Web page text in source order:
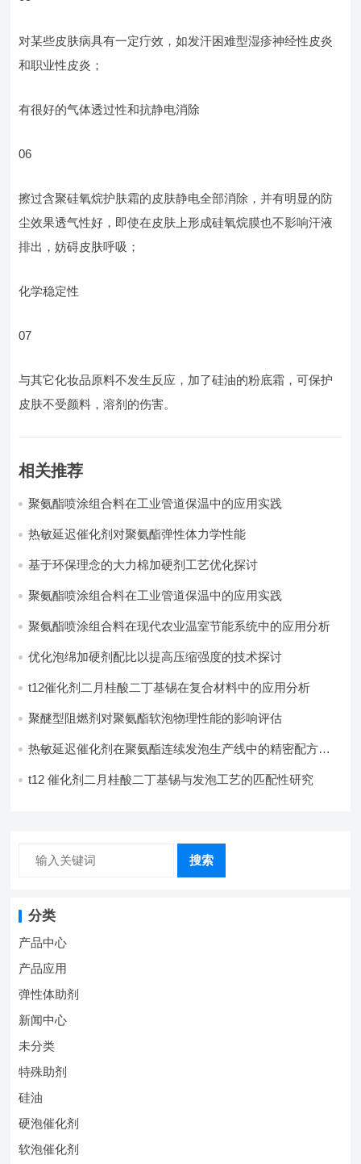
对某些皮肤病具有一定疔效，如发汗困难型湿疹神经性皮炎
和职业性皮炎；
有很好的气体透过性和抗静电消除
06
擦过含聚硅氧烷护肤霜的皮肤静电全部消除，并有明显的防
尘效果透气性好，即使在皮肤上形成硅氧烷膜也不影响汗液
排出，妨碍皮肤呼吸；
化学稳定性
07
与其它化妆品原料不发生反应，加了硅油的粉底霜，可保护
皮肤不受颜料，溶剂的伤害。
相关推荐
聚氨酯喷涂组合料在工业管道保温中的应用实践
热敏延迟催化剂对聚氨酯弹性体力学性能
基于环保理念的大力棉加硬剂工艺优化探讨
聚氨酯喷涂组合料在工业管道保温中的应用实践
聚氨酯喷涂组合料在现代农业温室节能系统中的应用分析​
优化泡绵加硬剂配比以提高压缩强度的技术探讨
t12催化剂二月桂酸二丁基锡在复合材料中的应用分析
聚醚型阻燃剂对聚氨酯软泡物理性能的影响评估​
热敏延迟催化剂在聚氨酯连续发泡生产线中的精密配方设
t12 催化剂二月桂酸二丁基锡与发泡工艺的匹配性研究
搜索
分类
产品中心
产品应用
弹性体助剂
新闻中心
未分类
特殊助剂
硅油
硬泡催化剂
软泡催化剂